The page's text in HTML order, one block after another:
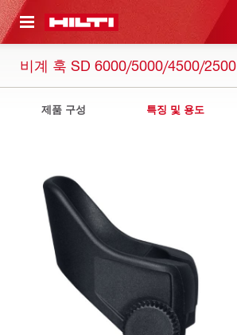
으로 건너뛰기
비계 훅 SD 6000/5000/4500/2500
제품 구성 특징 및 용도